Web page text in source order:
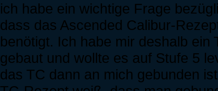
ich habe ein wichtige Frage
dass das Ascended Calibur-
benötigt. Ich habe mir deshalb
gebaut und wollte es auf Stufe 5
das TC dann an mich gebunden